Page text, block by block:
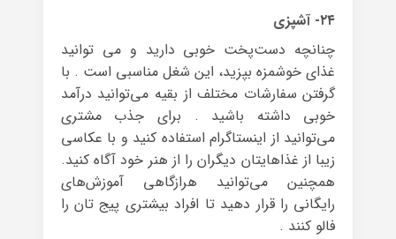
۲۴- آشپزی
چنانچه دست‌پخت خوبی دارید و می توانید
غذای خوشمزه بپزید، این شغل مناسبی است . با
گرفتن سفارشات مختلف از بقیه می‌توانید درآمد
خوبی داشته باشید . برای جذب مشتری
می‌توانید از اینستاگرام استفاده کنید و با عکاسی
زیبا از غذاهایتان دیگران را از هنر خود آگاه کنید.
همچنین می‌توانید هرازگاهی آموزش‌های
رایگانی را قرار دهید تا افراد بیشتری پیج تان را
فالو کنند .